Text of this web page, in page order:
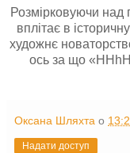
Розмірковуючи над
вплітає в
художнє
ось за що
Оксана Шляхта о
Надати доступ